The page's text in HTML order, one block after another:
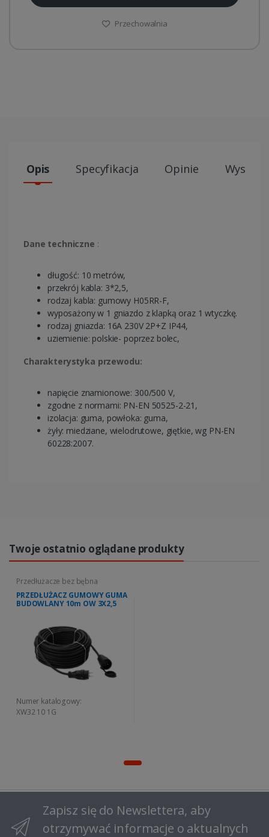
Przechowalnia
Opis Specyfikacja Opinie Wysyłki
Dane techniczne :
długość: 10 metrów,
przekrój kabla: 3*2,5,
rodzaj kabla: gumowy H05RR-F,
wyposażony w 1 gniazdo z klapką oraz 1 wtyczkę.
rodzaj gniazda: 16A 230V 2P+Z IP44,
uziemienie: polskie- poprzez bolec,
Charakterystyka przewodu:
napięcie znamionowe: 300/500 V,
zgodne z normami: PN-EN 50525-2-21,
izolacja: guma, powłoka: guma,
żyły: miedziane, wielodrutowe, giętkie, wg PN-EN
60228:2007.
Twoje ostatnio oglądane produkty
Przedłużacze bez bębna
PRZEDŁUŻACZ GUMOWY GUMA
BUDOWLANY 10m OW 3X2,5
Numer katalogowy:
XW32 10 1G
Zapisz się do Newslettera, aby
otrzymywać informacje o aktualnych